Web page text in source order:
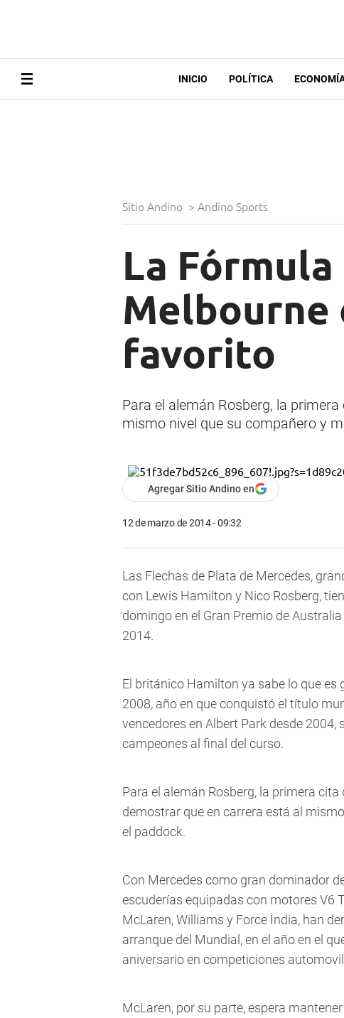
INICIO POLÍTICA
Sitio Andino > Andino Sports
La
Melbourne
favorito
Para el alemán Rosberg, la
mismo nivel que su compañero y
Agregar Sitio Andino en
12 de marzo de 2014 - 09:32
Las Flechas de Plata de Mercedes,
con Lewis Hamilton y Nico Rosberg,
domingo en el Gran Premio de
2014.
El británico Hamilton ya sabe lo que es
2008, año en que conquistó el título
vencedores en Albert Park desde
campeones al final del curso.
Para el alemán Rosberg, la primera
demostrar que en carrera está al
el paddock.
Con Mercedes como gran dominador
escuderías equipadas con motores V6
McLaren, Williams y Force India, han
arranque del Mundial, en el año en el
aniversario en competiciones
McLaren, por su parte, espera